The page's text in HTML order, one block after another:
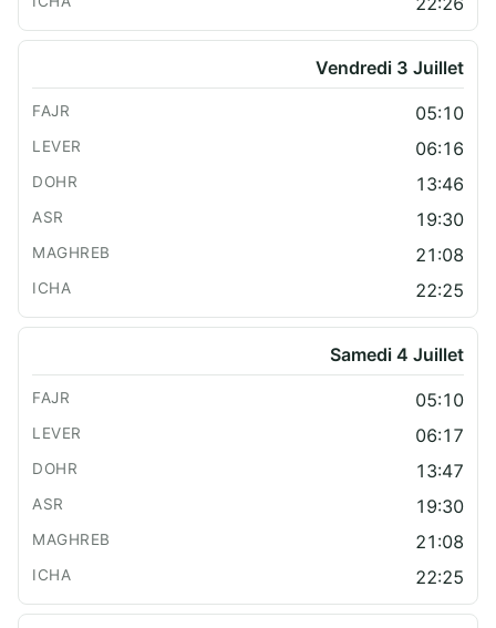
Vendredi 3 Juillet
05:10
06:16
13:46
19:30
21:08
22:25
Samedi 4 Juillet
05:10
06:17
13:47
19:30
21:08
22:25